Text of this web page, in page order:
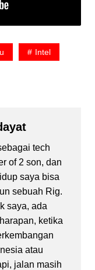
Intel
tech
of 2 son, dan
saya bisa
sebuah Rig.
saya, ada
ketika
atau
jalan masih